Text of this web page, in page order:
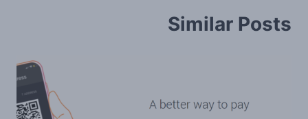
Similar Posts